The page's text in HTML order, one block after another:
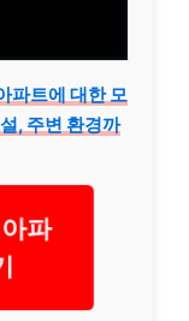
파트에 대한 모
, 주변 환경까
파